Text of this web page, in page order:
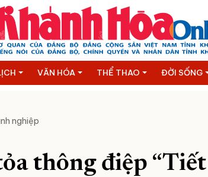
VĂN HÓA THỂ THAO ĐỜI SỐNG
nghiệp
thông điệp “Tiết